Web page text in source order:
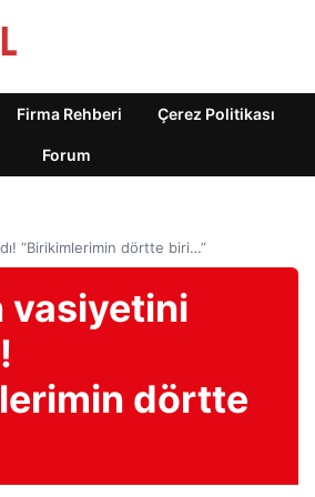
Firma Rehberi Çerez Politikası
Forum
“Birikimlerimin dörtte biri…”
vasiyetini
dörtte